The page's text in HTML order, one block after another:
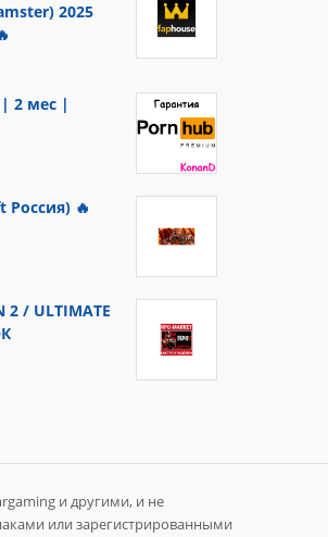
2025
| 2 мес |
Россия) 🔥
2 / ULTIMATE
и другими, и не
или зарегистрированными